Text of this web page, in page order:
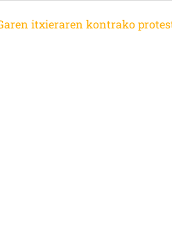
itxieraren kontrako